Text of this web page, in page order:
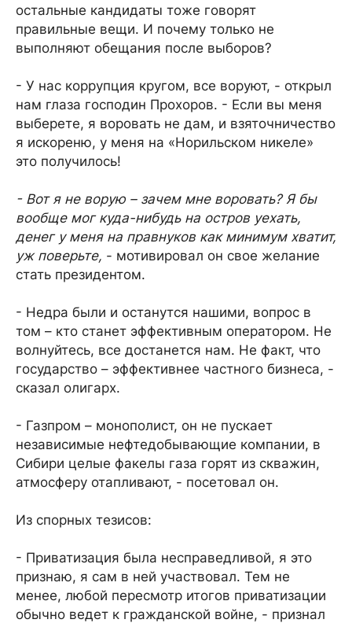
остальные кандидаты тоже говорят
правильные вещи. И почему только не
выполняют обещания после выборов?
- У нас коррупция кругом, все воруют, - открыл
нам глаза господин Прохоров. - Если вы меня
выберете, я воровать не дам, и взяточничество
я искореню, у меня на «Норильском никеле»
это получилось!
- Вот я не ворую – зачем мне воровать? Я бы
вообще мог куда-нибудь на остров уехать,
денег у меня на правнуков как минимум хватит,
уж поверьте, - мотивировал он свое желание
стать президентом.
- Недра были и останутся нашими, вопрос в
том – кто станет эффективным оператором. Не
волнуйтесь, все достанется нам. Не факт, что
государство – эффективнее частного бизнеса, -
сказал олигарх.
- Газпром – монополист, он не пускает
независимые нефтедобывающие компании, в
Сибири целые факелы газа горят из скважин,
атмосферу отапливают, - посетовал он.
Из спорных тезисов:
- Приватизация была несправедливой, я это
признаю, я сам в ней участвовал. Тем не
менее, любой пересмотр итогов приватизации
обычно ведет к гражданской войне, - признал